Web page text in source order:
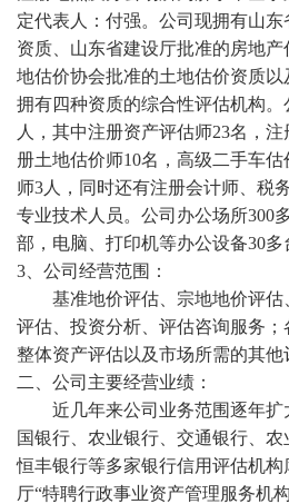
定代表人：付强。公司现拥有山
资质、山东省建设厅批准的房地
地估价协会批准的土地估价资质
拥有四种资质的综合性评估机构
人，其中注册资产评估师23名，
册土地估价师10名，高级二手车
师3人，同时还有注册会计师、税
专业技术人员。公司办公场所300
部，电脑、打印机等办公设备30多
3、公司经营范围：
基准地价评估、宗地地价评估
评估、投资分析、评估咨询服务
整体资产评估以及市场所需的其他
二、公司主要经营业绩：
近几年来公司业务范围逐年扩
国银行、农业银行、交通银行、农
恒丰银行等多家银行信用评估机
厅“特聘行政事业资产管理服务机